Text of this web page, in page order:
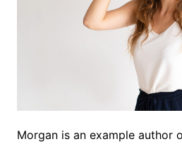
Morgan is an example author